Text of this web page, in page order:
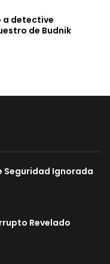
a detective
de Budnik
Seguridad Ignorada
Revelado